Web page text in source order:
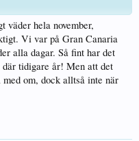
väder hela november,
Vi var på Gran Canaria
alla dagar. Så fint har det
tidigare år! Men att det
om, dock alltså inte när